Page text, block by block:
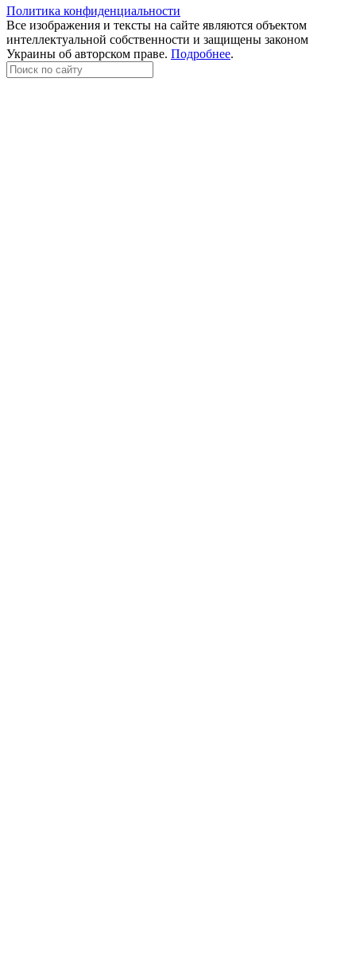
Политика конфиденциальности
Все изображения и тексты на сайте являются объектом
интеллектуальной собственности и защищены законом
Украины об авторском праве. Подробнее.